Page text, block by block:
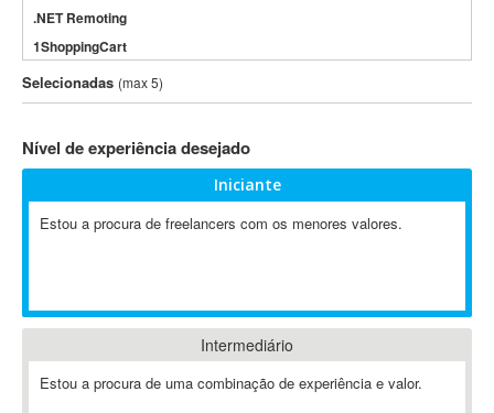
.NET Remoting
1ShoppingCart
3DS Max
3GSM
802.11
A-GPS
ABAP
Abaqus
ABBYY FineReader
Selecionadas (max 5)
Nível de experiência desejado
Iniciante
Estou a procura de freelancers com os menores valores.
Intermediário
Estou a procura de uma combinação de experiência e valor.